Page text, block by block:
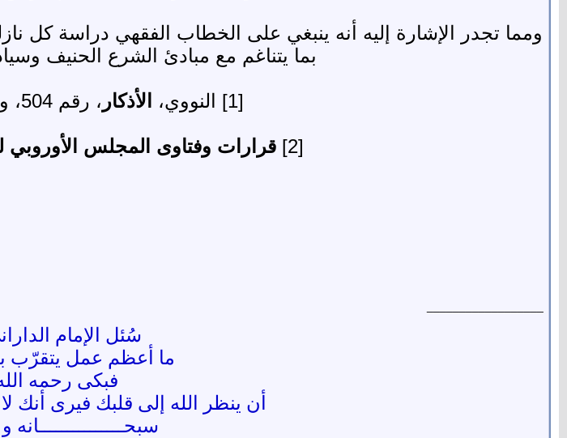
ومما تجدر الإشارة إليه أنه ينبغي على الخطاب الفقهي دراسة كل
بما يتناغم مع مبادئ الشرع الحنيف
[1] النووي، الأذكار ، رقم 504، وابن حزم،
[2] قرارات وفتاوى المجلس الأوروبي
سُئل الإمام
ما أعظم عمل يتقرّب
فبكى رحمه
أن ينظر الله إلى قلبك فيرى أنك لا
سبحـــــــــــــــانه